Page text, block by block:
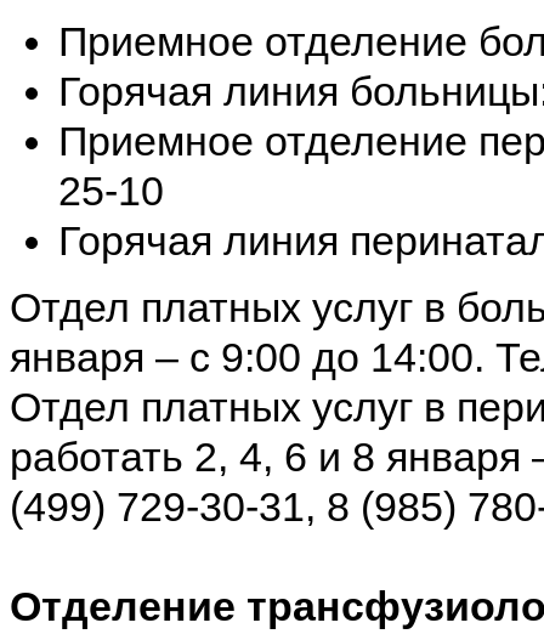
Приемное отделение
Горячая линия
Приемное отделение
25-10
Горячая линия
Отдел платных услуг в
января – с 9:00 до 14:00.
Отдел платных услуг в
работать 2, 4, 6 и 8
(499) 729-30-31, 8 (985)
Отделение